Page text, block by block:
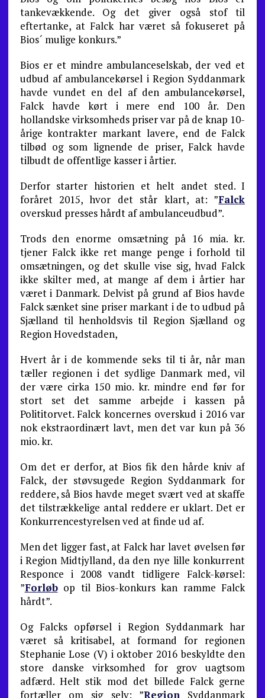
tankevækkende. Og det giver også stof til
eftertanke, at Falck har været så fokuseret på
Bios´ mulige konkurs.”
Bios er et mindre ambulanceselskab, der ved et
udbud af ambulancekørsel i Region Syddanmark
havde vundet en del af den ambulancekørsel,
Falck havde kørt i mere end 100 år. Den
hollandske virksomheds priser var på de knap 10-
årige kontrakter markant lavere, end de Falck
tilbød og som lignende de priser, Falck havde
tilbudt de offentlige kasser i årtier.
Derfor starter historien et helt andet sted. I
foråret 2015, hvor det står klart, at: ”Falck
overskud presses hårdt af ambulanceudbud”.
Trods den enorme omsætning på 16 mia. kr.
tjener Falck ikke ret mange penge i forhold til
omsætningen, og det skulle vise sig, hvad Falck
ikke skilter med, at mange af dem i årtier har
været i Danmark. Delvist på grund af Bios havde
Falck sænket sine priser markant i de to udbud på
Sjælland til henholdsvis til Region Sjælland og
Region Hovedstaden,
Hvert år i de kommende seks til ti år, når man
tæller regionen i det sydlige Danmark med, vil
der være cirka 150 mio. kr. mindre end før for
stort set det samme arbejde i kassen på
Polititorvet. Falck koncernes overskud i 2016 var
nok ekstraordinært lavt, men det var kun på 36
mio. kr.
Om det er derfor, at Bios fik den hårde kniv af
Falck, der støvsugede Region Syddanmark for
reddere, så Bios havde meget svært ved at skaffe
det tilstrækkelige antal reddere er uklart. Det er
Konkurrencestyrelsen ved at finde ud af.
Men det ligger fast, at Falck har lavet øvelsen før
i Region Midtjylland, da den nye lille konkurrent
Responce i 2008 vandt tidligere Falck-kørsel:
”Forløbop til Bios-konkurs kan ramme Falck
hårdt”.
Og Falcks opførsel i Region Syddanmark har
været så kritisabel, at formand for regionen
Stephanie Lose (V) i oktober 2016 beskyldte den
store danske virksomhed for grov uagtsom
adfærd. Helt stik mod det billede Falck gerne
fortæller om sig selv: ”Region Syddanmark